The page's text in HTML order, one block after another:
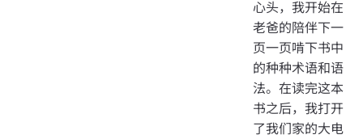
心头，我开始在
老爸的陪伴下一
页一页啃下书中
的种种术语和语
法。在读完这本
书之后，我打开
了我们家的大电